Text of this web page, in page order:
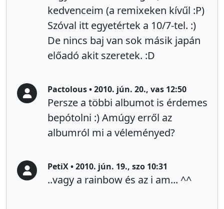
kedvenceim (a remixeken kívűl :P)
Szóval itt egyetértek a 10/7-tel. :)
De nincs baj van sok másik japán
előadó akit szeretek. :D
Pactolous • 2010. jún. 20., vas 12:50
Persze a többi albumot is érdemes
bepótolni :) Amúgy erről az
albumról mi a véleményed?
PetiX • 2010. jún. 19., szo 10:31
..vagy a rainbow és az i am... ^^